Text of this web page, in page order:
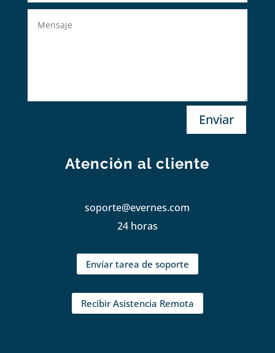
Enviar
Atención al cliente
soporte@evernes.com
24 horas
Envíar tarea de soporte
Recibir Asistencia Remota